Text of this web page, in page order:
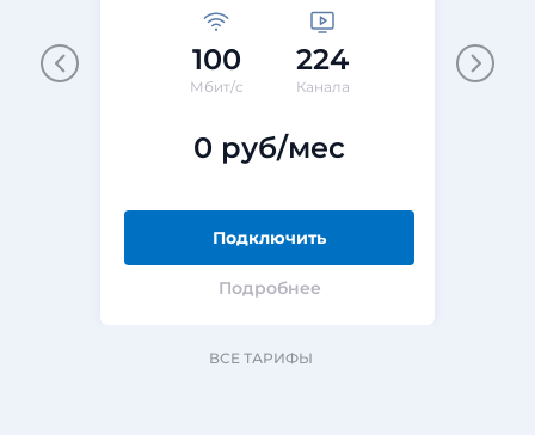
100
Мбит/с
224
Канала
0 руб/мес
Подключить
Подробнее
ВСЕ ТАРИФЫ